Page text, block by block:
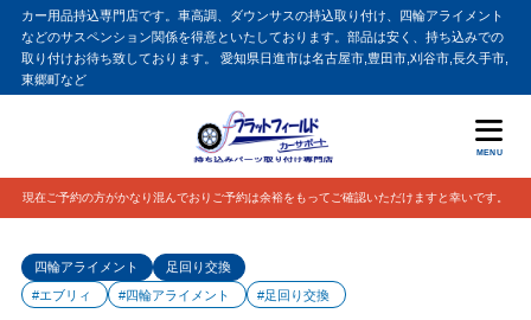
カー用品持込専門店です。車高調、ダウンサスの持込取り付け、四輪アライメント
などのサスペンション関係を得意といたしております。部品は安く、持ち込みでの
取り付けお待ち致しております。 愛知県日進市は名古屋市,豊田市,刈谷市,長久手市,
東郷町など
MENU
現在ご予約の方がかなり混んでおりご予約は余裕をもってご確認いただけますと幸いです。
四輪アライメント
足回り交換
#エブリィ
#四輪アライメント #足回り交換